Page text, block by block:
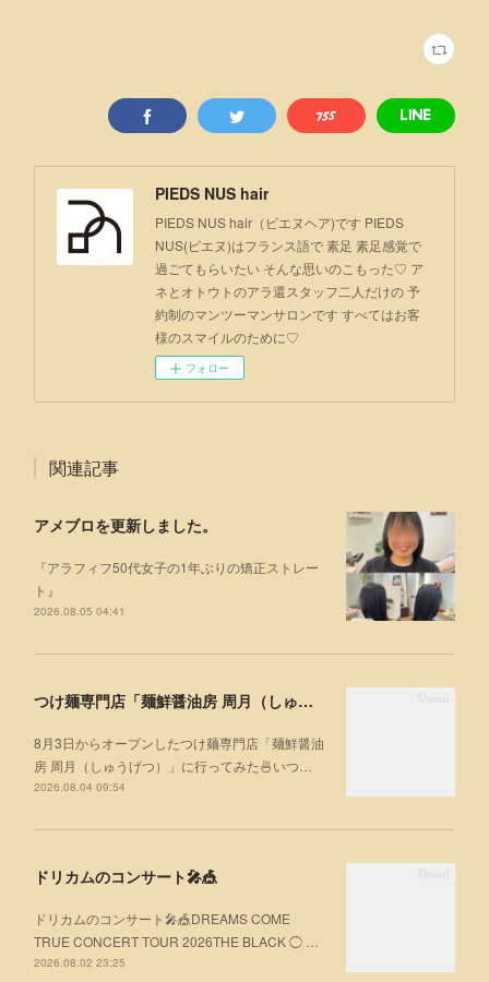
PIEDS NUS hair
PIEDS NUS hair（ピエヌヘア)です PIEDS
NUS(ピエヌ)はフランス語で 素足 素足感覚で
過ごてもらいたい そんな思いのこもった♡ ア
ネとオトウトのアラ還スタッフ二人だけの 予
約制のマンツーマンサロンです すべてはお客
様のスマイルのために♡
フォロー
関連記事
アメブロを更新しました。
『アラフィフ50代女子の1年ぶりの矯正ストレー
ト』
2026.08.05 04:41
つけ麺専門店「麺鮮醤油房 周月（しゅうげつ）」⁡ に行ってみた🍜
8月3日からオープンしたつけ麺専門店「麺鮮醤油
房 周月（しゅうげつ）」⁡に行ってみた🍜いつ…
2026.08.04 09:54
ドリカムのコンサート🎤🎪
ドリカムのコンサート🎤🎪DREAMS COME
TRUE CONCERT TOUR 2026THE BLACK ◯ …
2026.08.02 23:25